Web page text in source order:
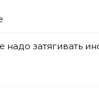
надо затягивать